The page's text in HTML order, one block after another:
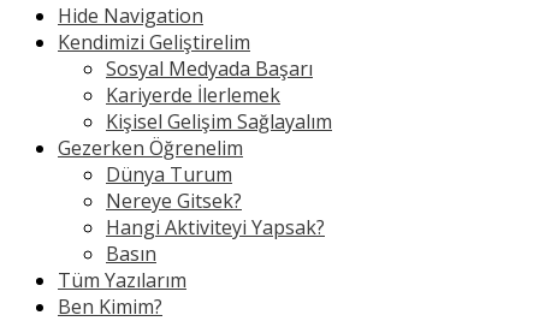
Hide Navigation
Kendimizi Geliştirelim
Sosyal Medyada Başarı
Kariyerde İlerlemek
Kişisel Gelişim Sağlayalım
Gezerken Öğrenelim
Dünya Turum
Nereye Gitsek?
Hangi Aktiviteyi Yapsak?
Basın
Tüm Yazılarım
Ben Kimim?